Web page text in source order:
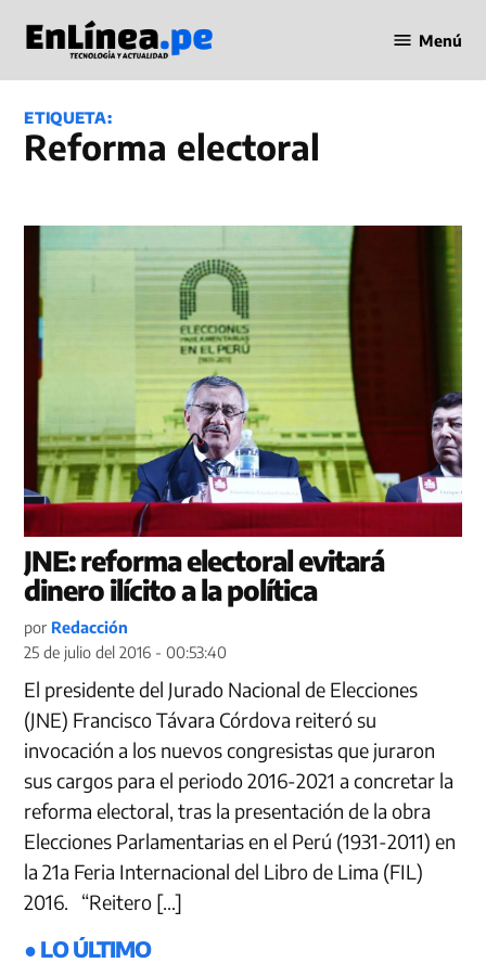
contenido
en Línea
Menú
ETIQUETA:
reforma electoral
JNE: reforma electoral evitará
dinero ilícito a la política
por Redacción
25 de julio del 2016 - 00:53:40
El presidente del Jurado Nacional de Elecciones
(JNE) Francisco Távara Córdova reiteró su
invocación a los nuevos congresistas que juraron
sus cargos para el periodo 2016-2021 a concretar la
reforma electoral, tras la presentación de la obra
Elecciones Parlamentarias en el Perú (1931-2011) en
la 21a Feria Internacional del Libro de Lima (FIL)
2016. “Reitero […]
● LO ÚLTIMO